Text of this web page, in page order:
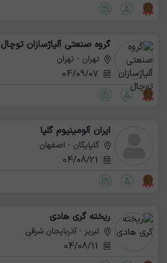
گروه صنعتی آلیاژسازان توچال
تهران - تهران
04/09/07
ایران آلومینیوم گلپا
گلپایگان - اصفهان
ریخته گری هادی
تبریز - آذربایجان شرقی